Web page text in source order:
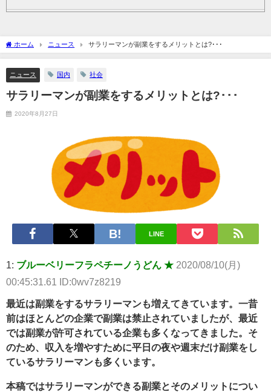
くすアンテナ
ない言葉が飛び出した… 他 / 2chnaviヘッドライン
【画像】長濱ねる(27歳)の乳がヤバイと話題にｗｗｗｗ1700万バ
ズｗｗｗｗｗｗｗｗｗｗ 他 / 2chnaviヘッドライン
【画像】人気Vチューバーさん、とんでもない姿を披露ｗｗｗｗｗ
ｗｗｗｗｗ 他 / 2chnaviヘッドライン
【悲報】2050年の日本、独身ボッチ祭りが現実になるとかｗｗｗ
Powered by livedoor 相互RSS
ホーム ニュース サラリーマンが副業をするメリットとは?･･･
ニュース 国内 社会
サラリーマンが副業をするメリットとは?･･･
2020年8月27日
LINE
1: ブルーベリーフラペチーノうどん ★ 2020/08/10(月)
00:45:31.61 ID:0wv7z8219
最近は副業をするサラリーマンも増えてきています。一昔
前はほとんどの企業で副業は禁止されていましたが、最近
では副業が許可されている企業も多くなってきました。そ
のため、収入を増やすために平日の夜や週末だけ副業をし
ているサラリーマンも多くいます。
本稿ではサラリーマンができる副業とそのメリットについ